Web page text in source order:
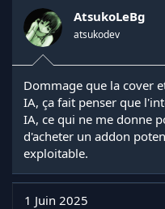
AtsukoLeBg
atsukodev
Dommage que la cover
IA, ça fait penser que
IA, ce qui ne me donne
d'acheter un addon
exploitable.
1 Juin 2025